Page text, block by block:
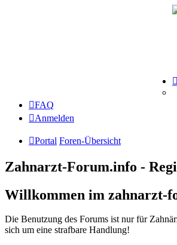
FAQ
Anmelden
Portal Foren-Übersicht
Zahnarzt-Forum.info -
Willkommen im zahnarzt-
Die Benutzung des Forums ist nur für
sich um eine strafbare Handlung!